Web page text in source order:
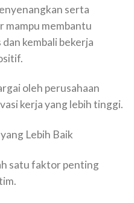
serta
mampu membantu
kembali bekerja
oleh perusahaan
kerja yang lebih tinggi.
Lebih Baik
satu faktor penting